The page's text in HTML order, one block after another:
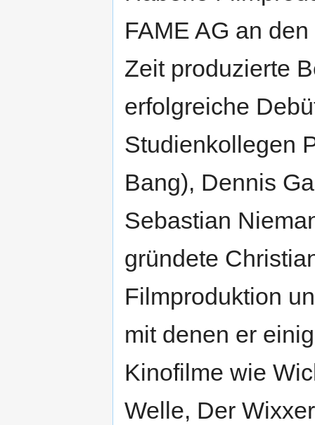
FAME AG an
Zeit produzierte
erfolgreiche
Studienkollegen
Bang), Dennis
Sebastian
gründete
Filmproduktion
mit denen er
Kinofilme wie
Welle, Der